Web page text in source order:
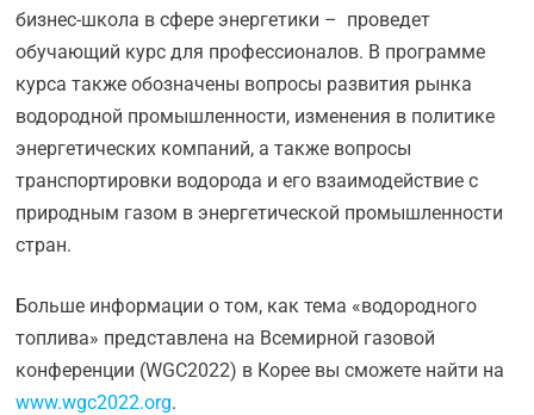
бизнес-школа в сфере энергетики – проведет
обучающий курс для профессионалов. В программе
курса также обозначены вопросы развития рынка
водородной промышленности, изменения в политике
энергетических компаний, а также вопросы
транспортировки водорода и его взаимодействие с
природным газом в энергетической промышленности
стран.
Больше информации о том, как тема «водородного
топлива» представлена на Всемирной газовой
конференции (WGC2022) в Корее вы сможете найти на
www.wgc2022.org.